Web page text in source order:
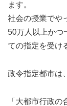
ます。
社会の授業でや
50万人以上かつ
ての指定を受け
政令指定都市は、
「大都市行政